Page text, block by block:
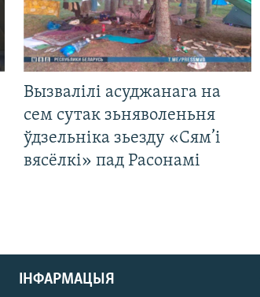
Вызвалілі асуджанага на
сем сутак зьняволеньня
ўдзельніка зьезду «Сям’і
вясёлкі» пад Расонамі
ІНФАРМАЦЫЯ